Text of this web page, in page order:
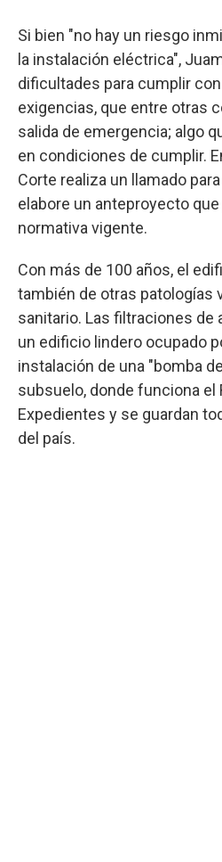
Si bien "no hay un riesgo
la instalación eléctrica",
dificultades para cumplir
exigencias, que entre otras
salida de emergencia; algo
en condiciones de cumplir.
Corte realiza un llamado
elabore un anteproyecto
normativa vigente.
Con más de 100 años, el
también de otras patologías
sanitario. Las filtraciones de
un edificio lindero ocupado
instalación de una "bomba
subsuelo, donde funciona el
Expedientes y se guardan
del país.